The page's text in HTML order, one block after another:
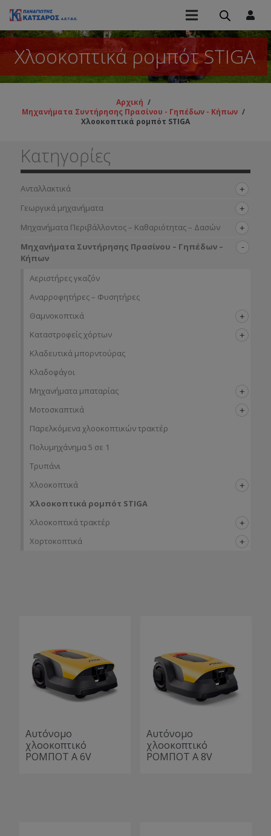
Χλοοκοπτικά ρομπότ STIGA
Αρχική /
Μηχανήματα Συντήρησης Πρασίνου - Γηπέδων - Κήπων /
Χλοοκοπτικά ρομπότ STIGA
Κατηγορίες
Ανταλλακτικά
Γεωργικά μηχανήματα
Μηχανήματα Περιβάλλοντος – Καθαριότητας – Δασών
Μηχανήματα Συντήρησης Πρασίνου – Γηπέδων –
Κήπων
Αεριστήρες γκαζόν
Αναρροφητήρες – Φυσητήρες
Θαμνοκοπτικά
Καταστροφείς χόρτων
Κλαδευτικά μπορντούρας
Κλαδοφάγοι
Μηχανήματα μπαταρίας
Μοτοσκαπτικά
Παρελκόμενα χλοοκοπτικών τρακτέρ
Πολυμηχάνημα 5 σε 1
Τρυπάνι
Χλοοκοπτικά
Χλοοκοπτικά ρομπότ STIGA
Χλοοκοπτικά τρακτέρ
Χορτοκοπτικά
Αυτόνομο
χλοοκοπτικό
ΡΟΜΠΟΤ A 6V
Αυτόνομο
χλοοκοπτικό
ΡΟΜΠΟΤ A 8V